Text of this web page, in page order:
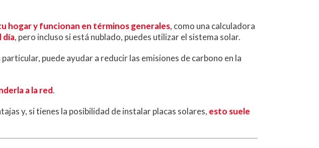
hogar y funcionan en términos generales, como una calculadora
día, pero incluso si está nublado, puedes utilizar el sistema solar.
particular, puede ayudar a reducir las emisiones de carbono en la
a la red.
y, si tienes la posibilidad de instalar placas solares, esto suele